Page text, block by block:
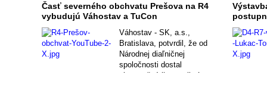
spoločnosť Metrostav, a.s.,
Praha, za výzvu.
Časť severného obchvatu Prešova na R4
vybudujú Váhostav a TuCon
Váhostav - SK, a.s.,
Bratislava, potvrdil, že od
Národnej diaľničnej
spoločnosti dostal
akceptačný list o prijatí